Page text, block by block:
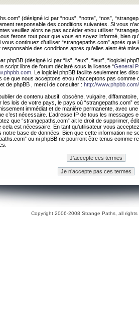
(désigné ici par “nous”, “notre”, “nos”,
responsable des conditions suivantes. Si vous
veuillez alors ne pas accéder et/ou utiliser
ferons tout pour que vous en soyez informé, bien
continuez d’utiliser “strangepaths.com” après
des conditions après qu’elles aient été
phpBB (désigné ici par “ils”, “eux”, “leur”, “logiciel
script libre de forum déclaré sous la license “General
. Le logiciel phpBB facilite seulement les
ce que nous acceptons et/ou n’acceptons pas comme
de phpBB , merci de consulter : http://www.phpbb.com/
de contenu abusif, obscène, vulgaire,
lois de votre pays, le pays où “strangepaths.com”
immédiat et de manière permanente, avec
c’est nécessaire. L’adresse IP de tous les messages
que “strangepaths.com” ait le droit de supprimer,
est nécessaire. En tant qu’utilisateur vous
base de données. Bien que cette information ne
ou ni phpBB ne pourront être tenus comme
Copyright 2006-2008 Strange Paths, all rights